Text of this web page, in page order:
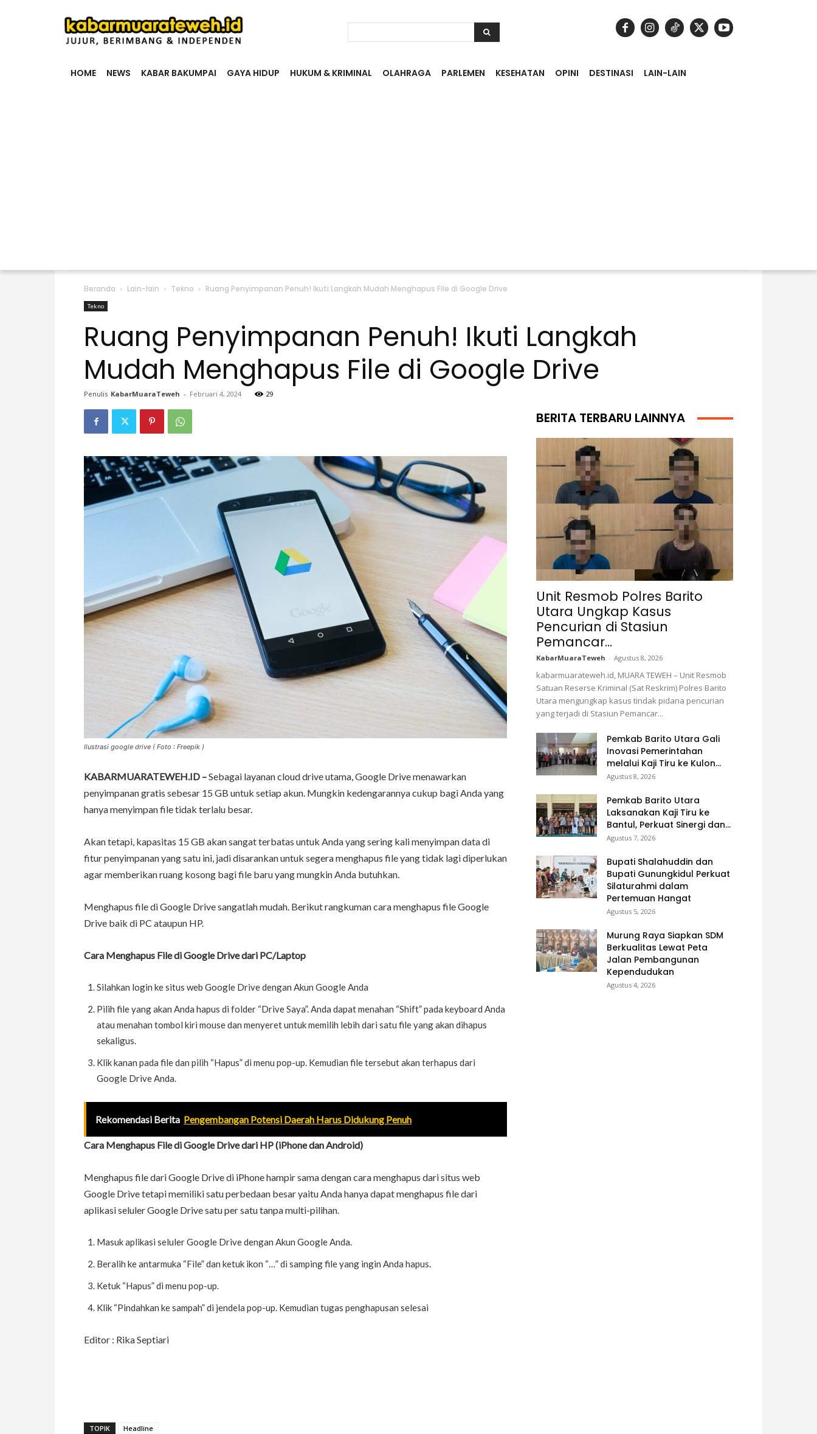
HOME NEWS KABAR BAKUMPAI GAYA HIDUP HUKUM & KRIMINAL OLAHRAGA PARLEMEN KESEHATAN OPINI DESTINASI LAIN-LAIN
Beranda Lain-lain Tekno Ruang Penyimpanan Penuh! Ikuti Langkah Mudah Menghapus File di Google Drive
Tekno
Ruang Penyimpanan Penuh! Ikuti Langkah
Mudah Menghapus File di Google Drive
Penulis KabarMuaraTeweh - Februari 4, 2024 29
Ilustrasi google drive ( Foto : Freepik )
KABARMUARATEWEH.ID –Sebagai layanan cloud drive utama, Google Drive menawarkan
penyimpanan gratis sebesar 15 GB untuk setiap akun. Mungkin kedengarannya cukup bagi Anda yang
hanya menyimpan file tidak terlalu besar.
Akan tetapi, kapasitas 15 GB akan sangat terbatas untuk Anda yang sering kali menyimpan data di
fitur penyimpanan yang satu ini, jadi disarankan untuk segera menghapus file yang tidak lagi diperlukan
agar memberikan ruang kosong bagi file baru yang mungkin Anda butuhkan.
Menghapus file di Google Drive sangatlah mudah. Berikut rangkuman cara menghapus file Google
Drive baik di PC ataupun HP.
Cara Menghapus File di Google Drive dari PC/Laptop
Silahkan login ke situs web Google Drive dengan Akun Google Anda
Pilih file yang akan Anda hapus di folder “Drive Saya”. Anda dapat menahan “Shift” pada keyboard Anda
atau menahan tombol kiri mouse dan menyeret untuk memilih lebih dari satu file yang akan dihapus
sekaligus.
Klik kanan pada file dan pilih “Hapus” di menu pop-up. Kemudian file tersebut akan terhapus dari
Google Drive Anda.
Rekomendasi Berita Pengembangan Potensi Daerah Harus Didukung Penuh
Cara Menghapus File di Google Drive dari HP (iPhone dan Android)
Menghapus file dari Google Drive di iPhone hampir sama dengan cara menghapus dari situs web
Google Drive tetapi memiliki satu perbedaan besar yaitu Anda hanya dapat menghapus file dari
aplikasi seluler Google Drive satu per satu tanpa multi-pilihan.
Masuk aplikasi seluler Google Drive dengan Akun Google Anda.
Beralih ke antarmuka “File” dan ketuk ikon “…” di samping file yang ingin Anda hapus.
Ketuk “Hapus” di menu pop-up.
Klik “Pindahkan ke sampah” di jendela pop-up. Kemudian tugas penghapusan selesai
Editor : Rika Septiari
TOPIK Headline
BERITA TERBARU LAINNYA
Unit Resmob Polres Barito
Utara Ungkap Kasus
Pencurian di Stasiun
Pemancar...
KabarMuaraTeweh - Agustus 8, 2026
kabarmuarateweh.id, MUARA TEWEH – Unit Resmob
Satuan Reserse Kriminal (Sat Reskrim) Polres Barito
Utara mengungkap kasus tindak pidana pencurian
yang terjadi di Stasiun Pemancar...
Pemkab Barito Utara Gali
Inovasi Pemerintahan
melalui Kaji Tiru ke Kulon...
Agustus 8, 2026
Pemkab Barito Utara
Laksanakan Kaji Tiru ke
Bantul, Perkuat Sinergi dan...
Agustus 7, 2026
Bupati Shalahuddin dan
Bupati Gunungkidul Perkuat
Silaturahmi dalam
Pertemuan Hangat
Agustus 5, 2026
Murung Raya Siapkan SDM
Berkualitas Lewat Peta
Jalan Pembangunan
Kependudukan
Agustus 4, 2026